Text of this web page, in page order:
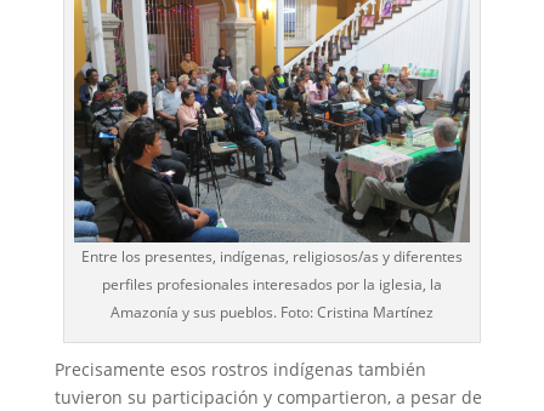
Entre los presentes, indígenas, religiosos/as y diferentes
perfiles profesionales interesados por la iglesia, la
Amazonía y sus pueblos. Foto: Cristina Martínez
Precisamente esos rostros indígenas también
tuvieron su participación y compartieron, a pesar de